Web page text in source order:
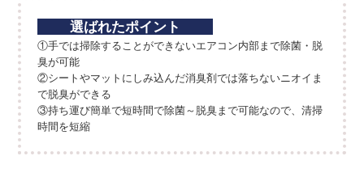
選ばれたポイント
①手では掃除することができないエアコン内部まで除菌・脱
臭が可能
②シートやマットにしみ込んだ消臭剤では落ちないニオイま
で脱臭ができる
③持ち運び簡単で短時間で除菌～脱臭まで可能なので、清掃
時間を短縮